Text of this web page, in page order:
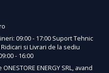
09:00 - 17:00 Suport Tehnic
si Livrari de la sediu
- 16:00
ENERGY SRL, avand